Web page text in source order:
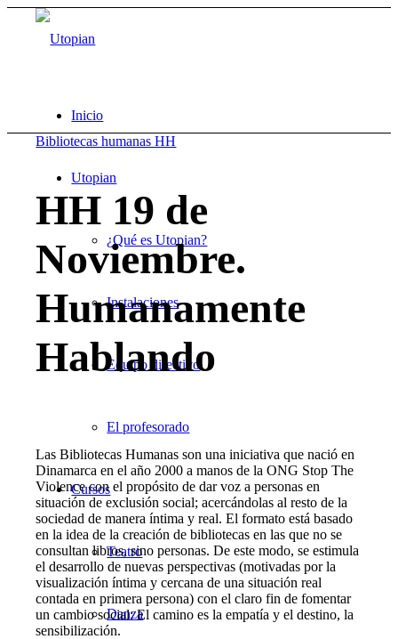
Inicio
Utopian
¿Qué es Utopian?
Instalaciones
Equipo directivo
El profesorado
Cursos
Teatro
Danza
Bibliotecas humanas HH
HH 19 de
Noviembre.
Humanamente
Hablando
Las Bibliotecas Humanas son una iniciativa que nació en
Dinamarca en el año 2000 a manos de la ONG Stop The
Violence con el propósito de dar voz a personas en
situación de exclusión social; acercándolas al resto de la
sociedad de manera íntima y real. El formato está basado
en la idea de la creación de bibliotecas en las que no se
consultan libros, sino personas. De este modo, se estimula
el desarrollo de nuevas perspectivas (motivadas por la
visualización íntima y cercana de una situación real
contada en primera persona) con el claro fin de fomentar
un cambio social: El camino es la empatía y el destino, la
sensibilización.